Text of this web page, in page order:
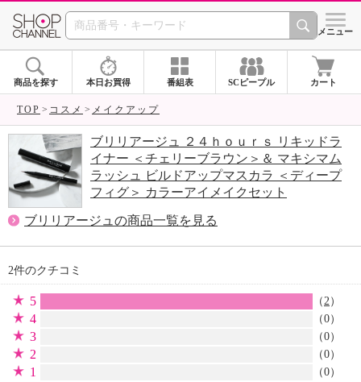
SHOP CHANNEL シメニュー
商品を探す 本日お買得 番組表 SCピープル カート
TOP コスメ メイクアップ
ブリリアージュ ２４ｈｏｕｒｓ リキッドラ
イナー ＜チェリーブラウン＞＆ マキシマム
ラッシュ ビルドアップマスカラ ＜ディープ
フィグ＞ カラーアイメイクセット
ブリリアージュの商品一覧を見る
2件のクチコミ
5 （2）
4 （0）
3 （0）
2 （0）
1 （0）